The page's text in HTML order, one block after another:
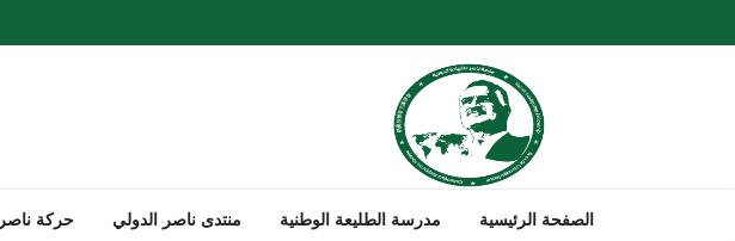
الصفحة الرئيسية مدرسة الطليعة الوطنية منتدى ناصر الدولي حركة ناصر